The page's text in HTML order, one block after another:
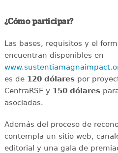
¿Cómo participar?
Las bases, requisitos y el
encuentran disponibles en
es de 120 dólarespor
CentraRSE y 150 dólares
asociadas.
Además del proceso de
contempla un sitio web,
editorial y una gala de